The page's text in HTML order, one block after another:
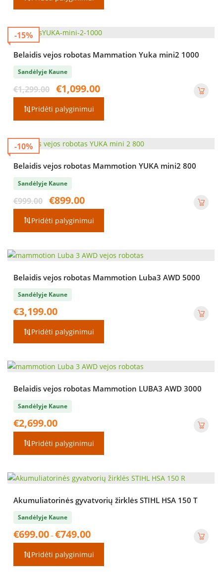
-15%
Belaidis vejos robotas Mammation Yuka mini2 1000
Sandėlyje Kaune
€1,299.00
Original
price
was:
€1,299.00.
€1,099.00
Pridėti palyginimui
-10%
Belaidis vejos robotas Mammotion YUKA mini2 800
Sandėlyje Kaune
€999.00
Original
price
was:
€999.00.
€899.00
€899.00.
Pridėti palyginimui
Belaidis vejos robotas Mammotion Luba3 AWD 5000
Sandėlyje Kaune
€3,199.00
Pridėti palyginimui
Belaidis vejos robotas Mammotion LUBA3 AWD 3000
Sandėlyje Kaune
€2,699.00
Pridėti palyginimui
Akumuliatorinės gyvatvorių žirklės STIHL HSA 150 T
Sandėlyje Kaune
€699.00–€749.00
€699.00
through
Pridėti palyginimui